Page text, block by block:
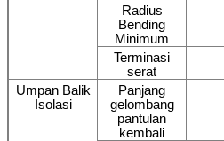
Radius
Bending
Minimum
Terminasi
serat
Umpan Balik
Isolasi
Panjang
gelombang
pantulan
kembali